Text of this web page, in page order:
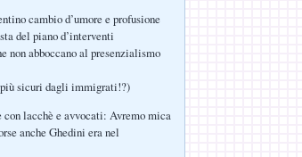
cambio d’umore e profusione
del piano d’interventi
abboccano al presenzialismo
sicuri dagli immigrati!?)
lacchè e avvocati: Avremo mica
anche Ghedini era nel